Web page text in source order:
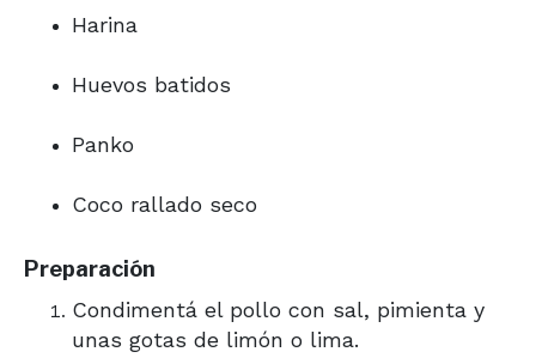
Harina
Huevos batidos
Panko
Coco rallado seco
Preparación
Condimentá el pollo con sal, pimienta y
unas gotas de limón o lima.